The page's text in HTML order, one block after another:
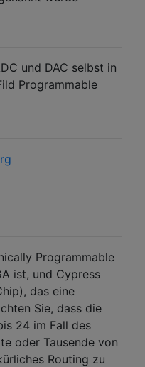
und DAC selbst in
Programmable
Programmable
ist, und Cypress
das eine
Sie, dass die
24 im Fall des
oder Tausende von
Routing zu